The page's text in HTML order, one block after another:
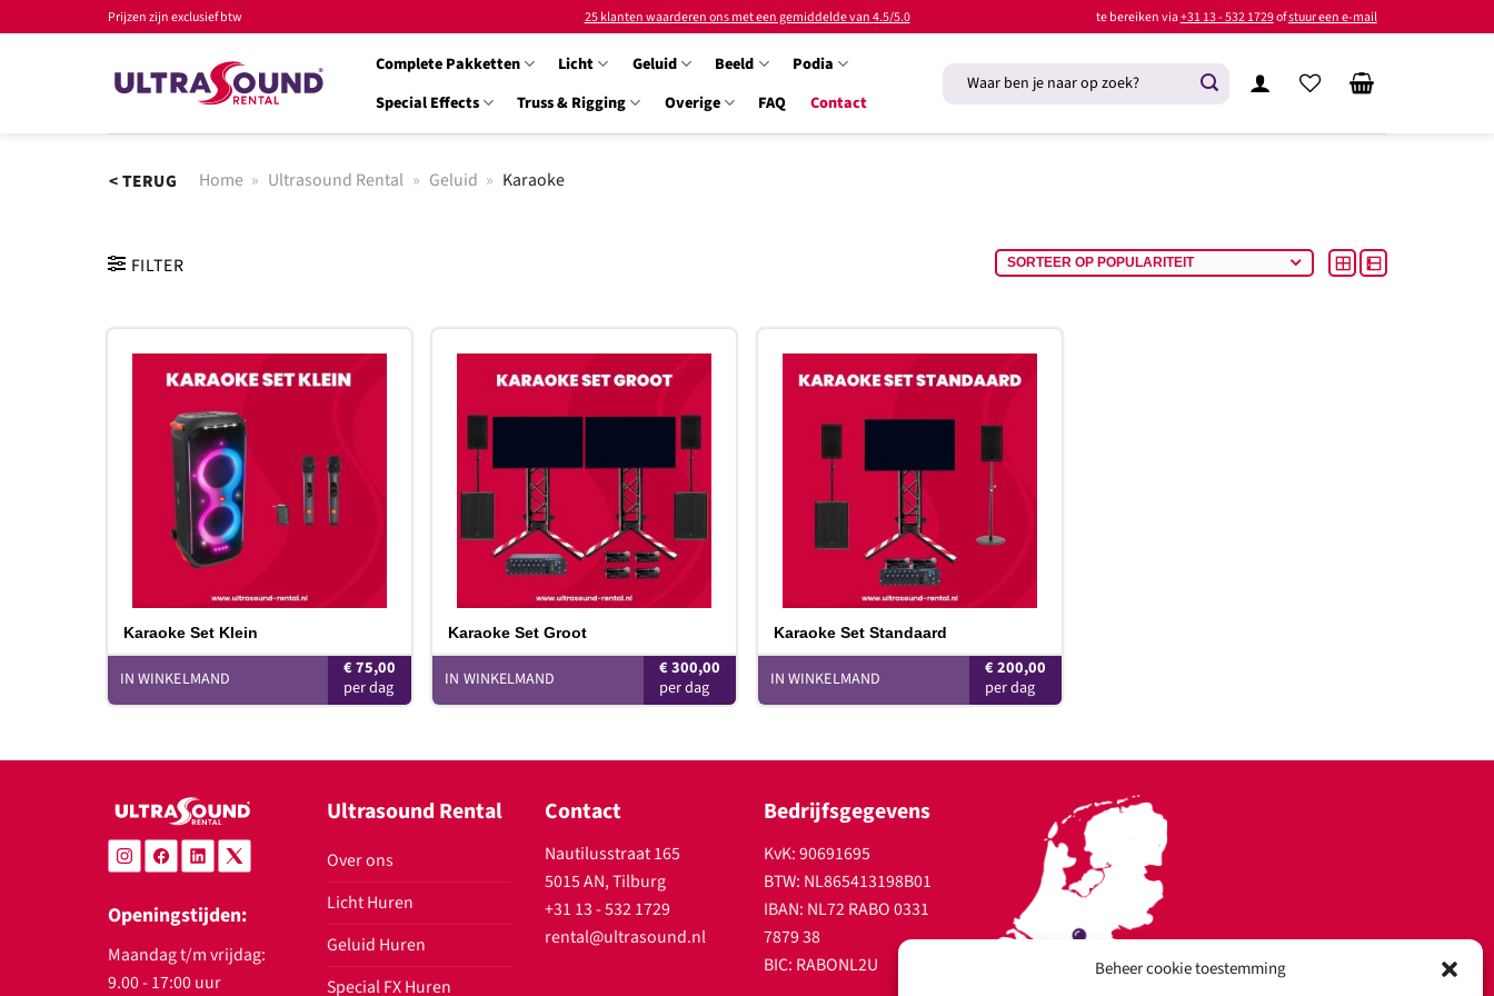
Beheer cookie toestemming
naar
Prijzen zijn exclusief btw 25 klanten waarderen ons met een gemiddelde van 4.5/5.0 te bereiken via+31 13 - 532 1729ofstuur een e-mail
Complete Pakketten Licht Geluid Beeld
Podia
Special Effects
Truss & Rigging Overige FAQ Contact
Zoeken
naar:
< TERUG Home » Ultrasound Rental » Geluid » Karaoke
FILTER
verlanglijst
Karaoke Set Klein
€75,00
IN WINKELMAND
aan
verlanglijst
Karaoke Set Groot
€300,00
IN WINKELMAND
Toevoegen
verlanglijst
Karaoke Set Standaard
€200,00
IN WINKELMAND
Openingstijden:
Maandag t/m vrijdag:
9.00 - 17:00 uur
Ultrasound Rental
Over ons
Licht Huren
Geluid Huren
Special FX Huren
Contact
Nautilusstraat 165
5015 AN, Tilburg
+31 13 - 532 1729
rental@ultrasound.nl
Bedrijfsgegevens
KvK: 90691695
BTW: NL865413198B01
IBAN: NL72 RABO 0331
7879 38
BIC: RABONL2U